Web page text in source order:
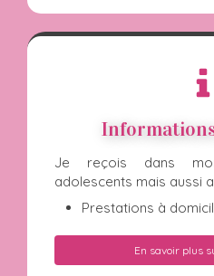
Je reçois dans
adolescents mais aussi
Prestations à
En savoir plus